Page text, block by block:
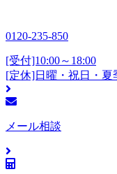
0120-235-850
[受付]10:00～18:00
[定休]日曜・祝日・夏
メール相談